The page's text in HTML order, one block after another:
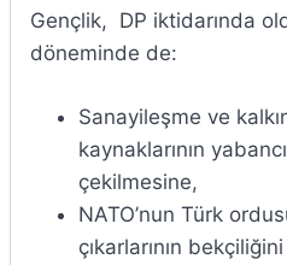
Gençlik, DP iktidarında
döneminde de:
Sanayileşme ve
kaynaklarının
çekilmesine,
NATO’nun Türk
çıkarlarının